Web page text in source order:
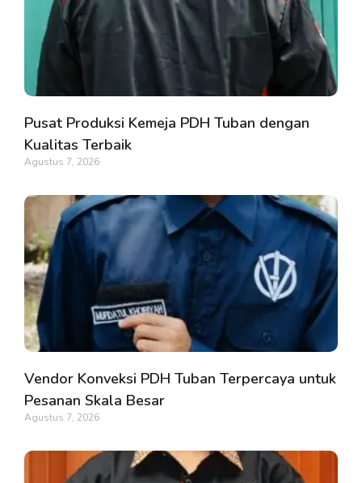
Pusat Produksi Kemeja PDH Tuban dengan
Kualitas Terbaik
Agustus 7, 2026
Vendor Konveksi PDH Tuban Terpercaya untuk
Pesanan Skala Besar
Agustus 7, 2026